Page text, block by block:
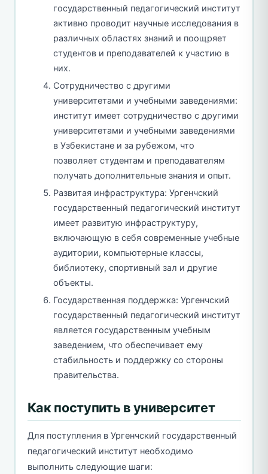
государственный педагогический институт
активно проводит научные исследования в
различных областях знаний и поощряет
студентов и преподавателей к участию в
них.
Сотрудничество с другими
университетами и учебными заведениями:
институт имеет сотрудничество с другими
университетами и учебными заведениями
в Узбекистане и за рубежом, что
позволяет студентам и преподавателям
получать дополнительные знания и опыт.
Развитая инфраструктура: Ургенчский
государственный педагогический институт
имеет развитую инфраструктуру,
включающую в себя современные учебные
аудитории, компьютерные классы,
библиотеку, спортивный зал и другие
объекты.
Государственная поддержка: Ургенчский
государственный педагогический институт
является государственным учебным
заведением, что обеспечивает ему
стабильность и поддержку со стороны
правительства.
Как поступить в университет
Для поступления в Ургенчский государственный
педагогический институт необходимо
выполнить следующие шаги: